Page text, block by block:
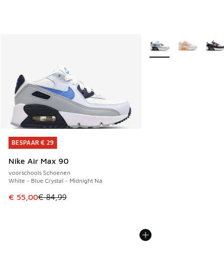
BESPAAR € 29
Nike Air Max 90
voorschools Schoenen
White - Blue Crystal - Midnight Na
Dit artikel is in de uitverkoop. Dit artikel is in de
€ 55,00€ 84,99
BESPAAR € 29
Meer kleuren